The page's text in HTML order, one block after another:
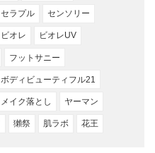
セラプル センソリー
ビオレ ビオレUV
フットサニー
ボディビューティフル21
メイク落とし ヤーマン
獺祭 肌ラボ 花王